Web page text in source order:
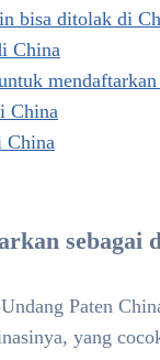
bisa ditolak di
China
China
China
sebagai
Paten
yang